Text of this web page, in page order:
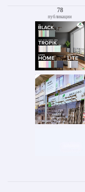
78
публикации